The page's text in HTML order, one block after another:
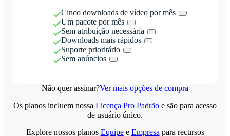
Cinco downloads de vídeo por mês
Um pacote por mês
Sem atribuição necessária
Downloads mais rápidos
Suporte prioritário
Sem anúncios
Não quer assinar?Ver mais opções de compra
Os planos incluem nossa Licença Pro Padrão e são para acesso
de usuário único.
Explore nossos planos Equipee Empresa para recursos